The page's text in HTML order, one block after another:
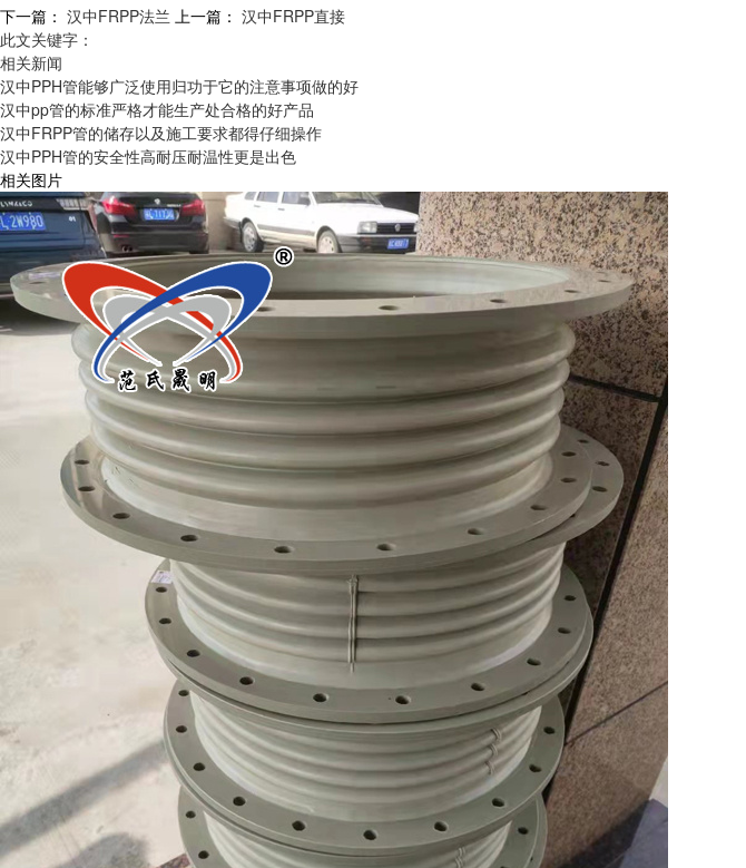
下一篇： 汉中FRPP法兰 上一篇： 汉中FRPP直接
此文关键字：
相关新闻
汉中PPH管能够广泛使用归功于它的注意事项做的好
汉中pp管的标准严格才能生产处合格的好产品
汉中FRPP管的储存以及施工要求都得仔细操作
汉中PPH管的安全性高耐压耐温性更是出色
相关图片